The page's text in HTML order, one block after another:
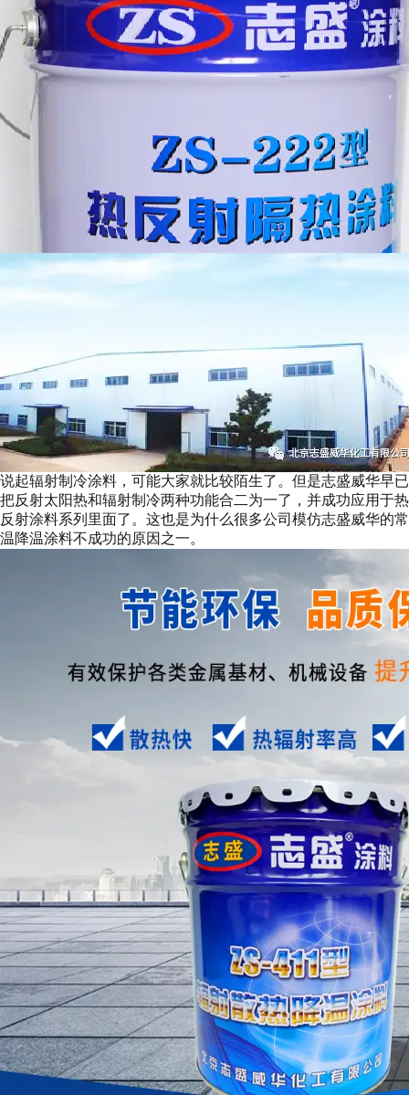
说起辐射制冷涂料，可能大家就比较陌生了。但是志盛威华早已
把反射太阳热和辐射制冷两种功能合二为一了，并成功应用于热
反射涂料系列里面了。这也是为什么很多公司模仿志盛威华的常
温降温涂料不成功的原因之一。